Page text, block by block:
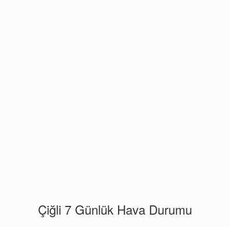
Çiğli 7 Günlük Hava Durumu